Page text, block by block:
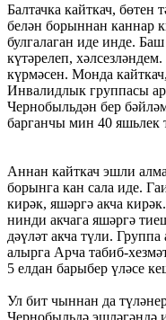
Балтачка кайткач, бөтен
белән борыннан каннар
булгалаган иде инде.
күтәрелеп,
күрмәсен. Монда
Инвалидлык группасы
Чернобыльдән бер
барганчы мин 40 яшьлек
Аннан кайткач эшли
борынга кан сала иде.
кирәк, яшәргә акча
нинди акчага яшәргә
дәүләт акча түли.
алырга Арча табиб-
5 елдан барыбер үләсе
Ул бит чыннан да
Чернобыльдә эшләгәндә